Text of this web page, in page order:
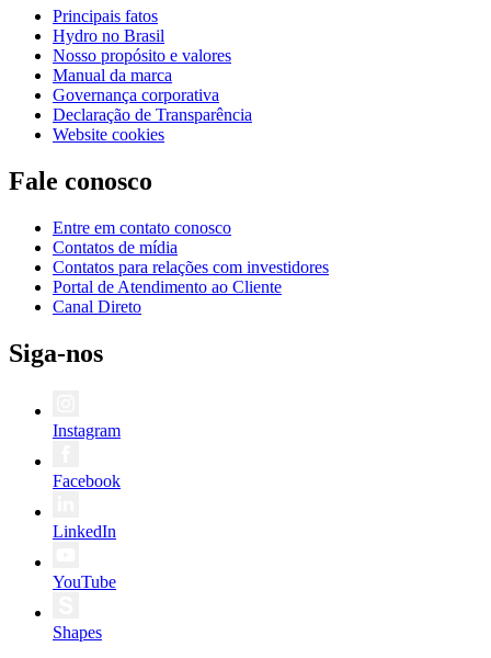
Principais fatos
Hydro no Brasil
Nosso propósito e valores
Manual da marca
Governança corporativa
Declaração de Transparência
Website cookies
Fale conosco
Entre em contato conosco
Contatos de mídia
Contatos para relações com investidores
Portal de Atendimento ao Cliente
Canal Direto
Siga-nos
Instagram
Facebook
LinkedIn
YouTube
Shapes